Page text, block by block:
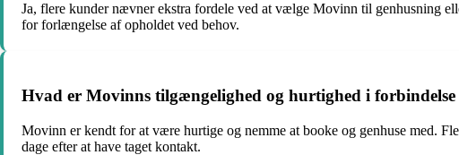
Ja, flere kunder nævner ekstra fordele ved at vælge Movinn til genhusning
for forlængelse af opholdet ved behov.
Hvad er Movinns tilgængelighed og hurtighed i
Movinn er kendt for at være hurtige og nemme at booke og genhuse med.
dage efter at have taget kontakt.